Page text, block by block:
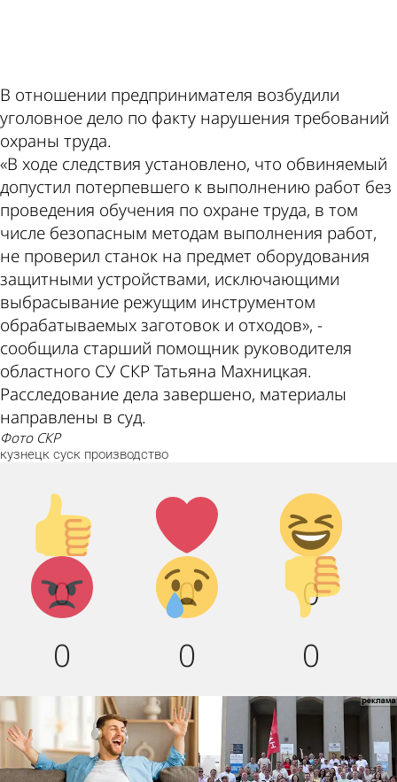
В отношении предпринимателя возбудили
уголовное дело по факту нарушения требований
охраны труда.
«В ходе следствия установлено, что обвиняемый
допустил потерпевшего к выполнению работ без
проведения обучения по охране труда, в том
числе безопасным методам выполнения работ,
не проверил станок на предмет оборудования
защитными устройствами, исключающими
выбрасывание режущим инструментом
обрабатываемых заготовок и отходов», -
сообщила старший помощник руководителя
областного СУ СКР Татьяна Махницкая.
Расследование дела завершено, материалы
направлены в суд.
фото СКР
кузнецк суск производство
Палец
вверх!
0
Лайк!
0
Дикий
смех!
0
Агрессия!
0
Грусть :
(
0
Палец
вниз!
0